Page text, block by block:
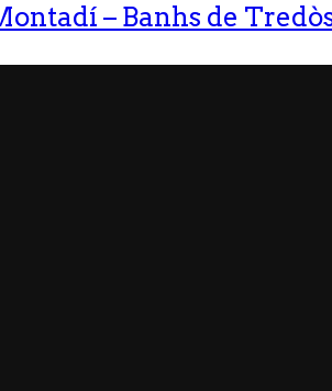
– Banhs de